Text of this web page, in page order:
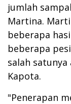
jumlah
Martina.
beberapa
beberapa
salah satunya
Kapota.
"Penerapan